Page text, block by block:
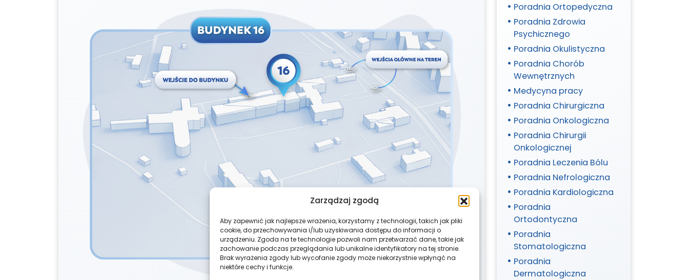
Zarządzaj zgodą
Aby zapewnić jak najlepsze wrażenia, korzystamy z technologii, takich jak pliki
cookie, do przechowywania i/lub uzyskiwania dostępu do informacji o
urządzeniu. Zgoda na te technologie pozwoli nam przetwarzać dane, takie jak
zachowanie podczas przeglądania lub unikalne identyfikatory na tej stronie.
Brak wyrażenia zgody lub wycofanie zgody może niekorzystnie wpłynąć na
niektóre cechy i funkcje.
Poradnia Ortopedyczna
Poradnia Zdrowia
Psychicznego
Poradnia Okulistyczna
Poradnia Chorób
Wewnętrznych
Medycyna pracy
Poradnia Chirurgiczna
Poradnia Onkologiczna
Poradnia Chirurgii
Onkologicznej
Poradnia Leczenia Bólu
Poradnia Nefrologiczna
Poradnia Kardiologiczna
Poradnia
Ortodontyczna
Poradnia
Stomatologiczna
Poradnia
Dermatologiczna